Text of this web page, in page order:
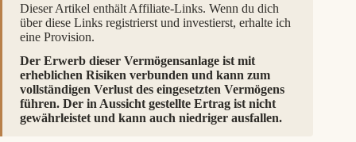
Dieser Artikel enthält Affiliate-Links. Wenn du dich
über diese Links registrierst und investierst, erhalte ich
eine Provision.
Der Erwerb dieser Vermögensanlage ist mit
erheblichen Risiken verbunden und kann zum
vollständigen Verlust des eingesetzten Vermögens
führen. Der in Aussicht gestellte Ertrag ist nicht
gewährleistet und kann auch niedriger ausfallen.